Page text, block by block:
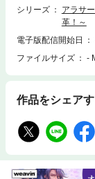
シリーズ
アラサ
革！～
電子版配信開始日
ファイルサイズ
-
作品をシェア